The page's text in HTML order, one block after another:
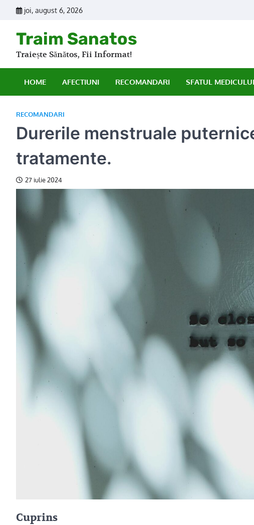
joi, august 6, 2026
Traim Sanatos
Traiește Sănătos, Fii Informat!
HOME AFECTIUNI RECOMANDARI SFATUL MEDICULUI
RECOMANDARI
Durerile menstruale
tratamente.
27 iulie 2024
Cuprins